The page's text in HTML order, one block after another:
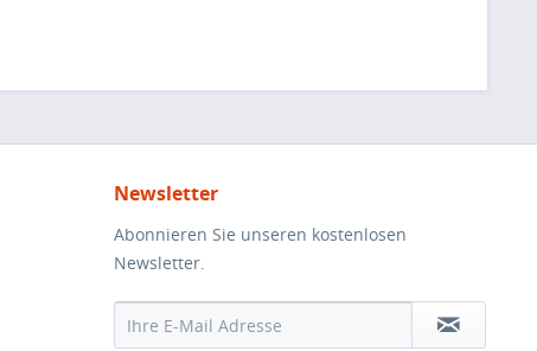
Newsletter
Abonnieren Sie unseren kostenlosen
Newsletter.